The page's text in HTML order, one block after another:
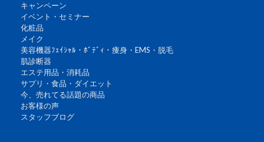
キャンペーン
イベント・セミナー
化粧品
メイク
美容機器ﾌｪｲｼｬﾙ・ﾎﾞﾃﾞｨ・痩身・EMS・脱毛
肌診断器
エステ用品・消耗品
サプリ・食品・ダイエット
今、売れてる話題の商品
お客様の声
スタッフブログ